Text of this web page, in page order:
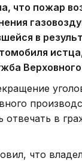
что пожар
в
отвечать в
что